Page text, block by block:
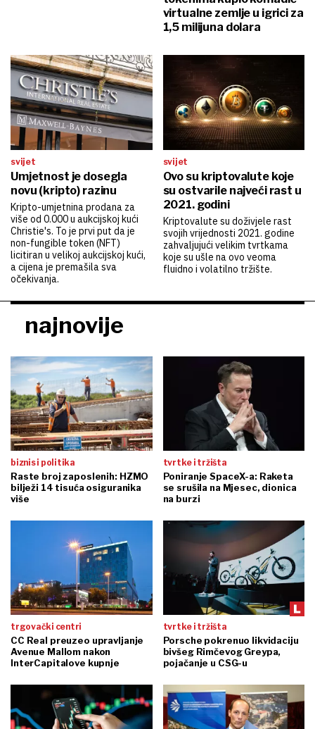
virtualne zemlje u igrici za
1,5 milijuna dolara
svijet
Umjetnost je dosegla
novu (kripto) razinu
Kripto-umjetnina prodana za
više od 0.000 u aukcijskoj kući
Christie's. To je prvi put da je
non-fungible token (NFT)
licitiran u velikoj aukcijskoj kući,
a cijena je premašila sva
očekivanja.
svijet
Ovo su kriptovalute koje
su ostvarile najveći rast u
2021. godini
Kriptovalute su doživjele rast
svojih vrijednosti 2021. godine
zahvaljujući velikim tvrtkama
koje su ušle na ovo veoma
fluidno i volatilno tržište.
najnovije
biznis i politika
Raste broj zaposlenih: HZMO
bilježi 14 tisuća osiguranika
više
tvrtke i tržišta
Poniranje SpaceX-a: Raketa
se srušila na Mjesec, dionica
na burzi
trgovački centri
CC Real preuzeo upravljanje
Avenue Mallom nakon
InterCapitalove kupnje
tvrtke i tržišta
Porsche pokrenuo likvidaciju
bivšeg Rimčevog Greypa,
pojačanje u CSG-u